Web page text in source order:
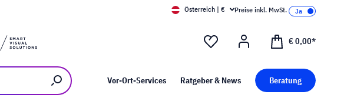
Kunst bei visunext
Österreich | € Preise inkl. MwSt.
€ 0,00*
Vor-Ort-Services Ratgeber & News Beratung